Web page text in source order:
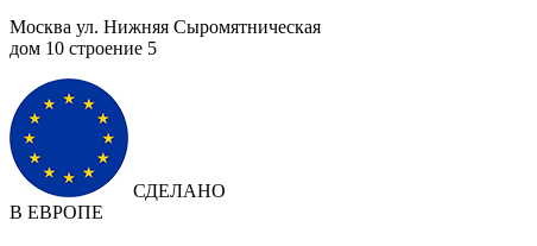
Москва ул. Нижняя Сыромятническая
дом 10 cтроение 5
СДЕЛАНО
В ЕВРОПЕ